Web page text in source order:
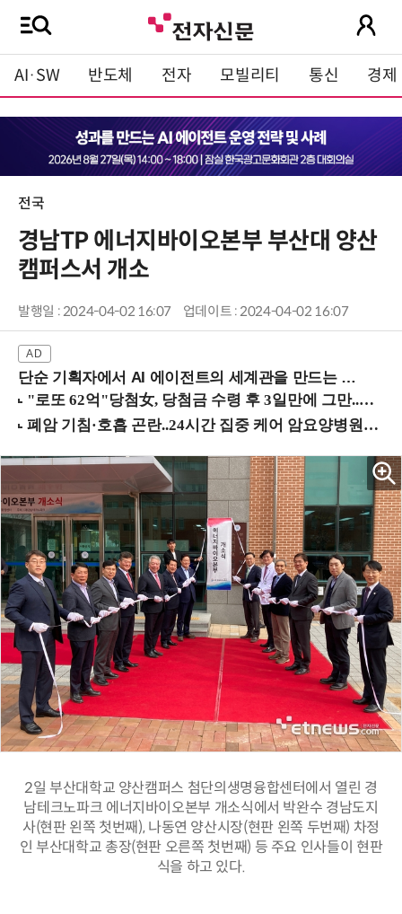
AI·SW 반도체 전자 모빌리티 통신 경제
전국
경남TP 에너지바이오본부 부산대 양산
캠퍼스서 개소
발행일 : 2024-04-02 16:07 업데이트 : 2024-04-02 16:07
단순 기획자에서 AI 에이전트의 세계관을 만드는 지식 설계자로.. (8/20 강남역)
2일 부산대학교 양산캠퍼스 첨단의생명융합센터에서 열린 경
남테크노파크 에너지바이오본부 개소식에서 박완수 경남도지
사(현판 왼쪽 첫번째), 나동연 양산시장(현판 왼쪽 두번째) 차정
인 부산대학교 총장(현판 오른쪽 첫번째) 등 주요 인사들이 현판
식을 하고 있다.